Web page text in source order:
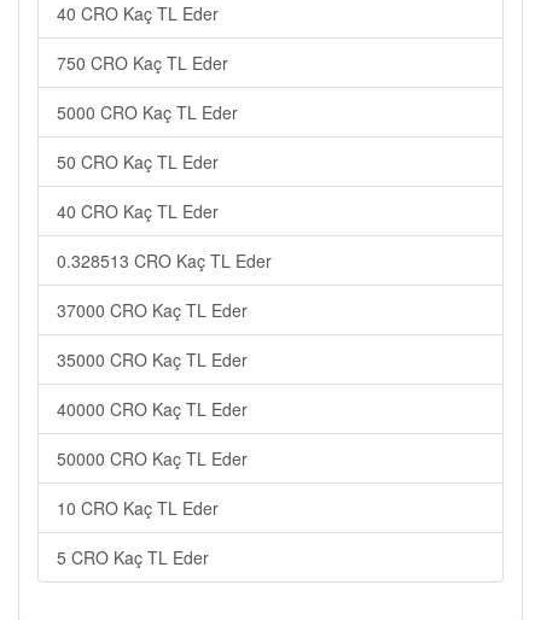
40 CRO Kaç TL Eder
750 CRO Kaç TL Eder
5000 CRO Kaç TL Eder
50 CRO Kaç TL Eder
40 CRO Kaç TL Eder
0.328513 CRO Kaç TL Eder
37000 CRO Kaç TL Eder
35000 CRO Kaç TL Eder
40000 CRO Kaç TL Eder
50000 CRO Kaç TL Eder
10 CRO Kaç TL Eder
5 CRO Kaç TL Eder